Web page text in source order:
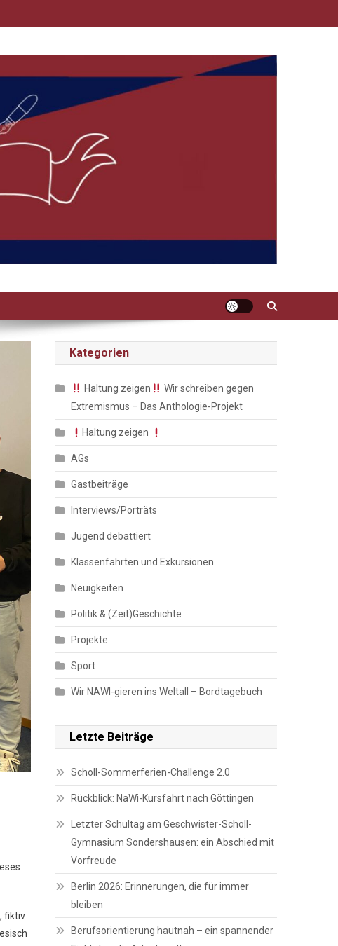
fiktiv
Kategorien
Haltung zeigen
Wir schreiben gegen
Extremismus – Das Anthologie-Projekt
Haltung zeigen
AGs
Gastbeiträge
Interviews/Porträts
Jugend debattiert
Klassenfahrten und Exkursionen
Neuigkeiten
Politik & (Zeit)Geschichte
Projekte
Sport
Wir NAWI-gieren ins Weltall – Bordtagebuch
Letzte Beiträge
Scholl-Sommerferien-Challenge 2.0
Rückblick: NaWi-Kursfahrt nach Göttingen
Letzter Schultag am Geschwister-Scholl-
Gymnasium Sondershausen: ein Abschied mit
Vorfreude
Berlin 2026: Erinnerungen, die für immer
bleiben
Berufsorientierung hautnah – ein spannender